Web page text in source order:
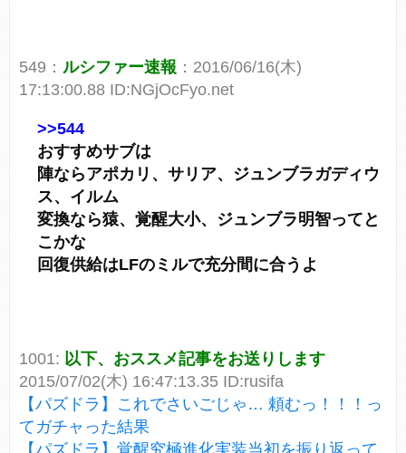
549： ルシファー速報 ：2016/06/16(木)
17:13:00.88 ID:NGjOcFyo.net
>>544
おすすめサブは
陣ならアポカリ、サリア、ジュンブラガディウ
ス、イルム
変換なら猿、覚醒大小、ジュンブラ明智ってと
こかな
回復供給はLFのミルで充分間に合うよ
1001: 以下、おススメ記事をお送りします
2015/07/02(木) 16:47:13.35 ID:rusifa
【パズドラ】これでさいごじゃ… 頼むっ！！！っ
てガチャった結果
【パズドラ】覚醒究極進化実装当初を振り返って